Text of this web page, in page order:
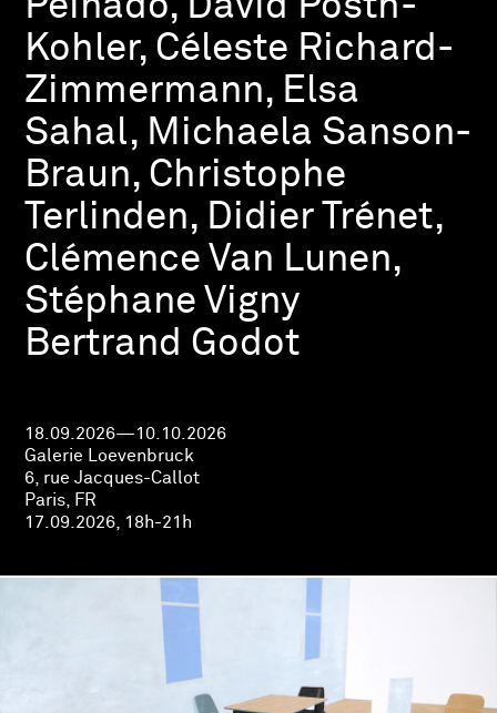
Kohler, Céleste Richard-
Zimmermann, Elsa
Sahal, Michaela Sanson-
Braun, Christophe
Terlinden, Didier Trénet,
Clémence Van Lunen,
Stéphane Vigny
Bertrand Godot
18.09.2026—10.10.2026
Galerie Loevenbruck
6, rue Jacques-Callot
Paris, FR
17.09.2026, 18h-21h